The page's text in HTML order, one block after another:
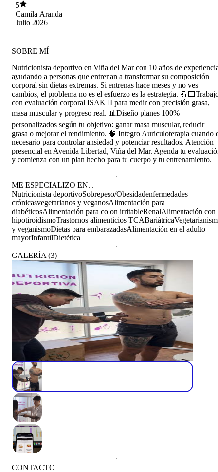
5
Camila Aranda
Julio 2026
SOBRE MÍ
Nutricionista deportivo en Viña del Mar con 10 años de
ayudando a personas que entrenan a transformar su composición
corporal sin dietas extremas. Si entrenas hace meses y no ves
cambios, el problema no es el esfuerzo es la estrategia.
con evaluación corporal ISAK II para medir con precisión grasa,
masa muscular y progreso real. 📊Diseño planes 100%
personalizados según tu objetivo: ganar masa muscular, reducir
grasa o mejorar el rendimiento. 🧠 Integro Auriculoterapia cuando
necesario para controlar ansiedad y potenciar resultados. Atención
presencial en Avenida Libertad, Viña del Mar. Agenda tu
y comienza con un plan hecho para tu cuerpo y tu entrenamiento.
ME ESPECIALIZO EN...
Nutricionista deportivoSobrepeso/Obesidadenfermedades
crónicasvegetarianos y veganosAlimentación para
diabéticosAlimentación para colon irritableRenalAlimentación con
hipotiroidismoTrastornos alimenticios TCABariátrica
y veganismoDietas para embarazadasAlimentación en el adulto
mayorInfantilDietética
GALERÍA (3)
CONTACTO